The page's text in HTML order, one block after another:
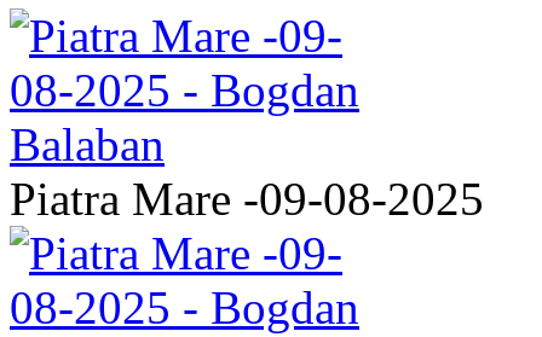
Piatra Mare -09-08-2025